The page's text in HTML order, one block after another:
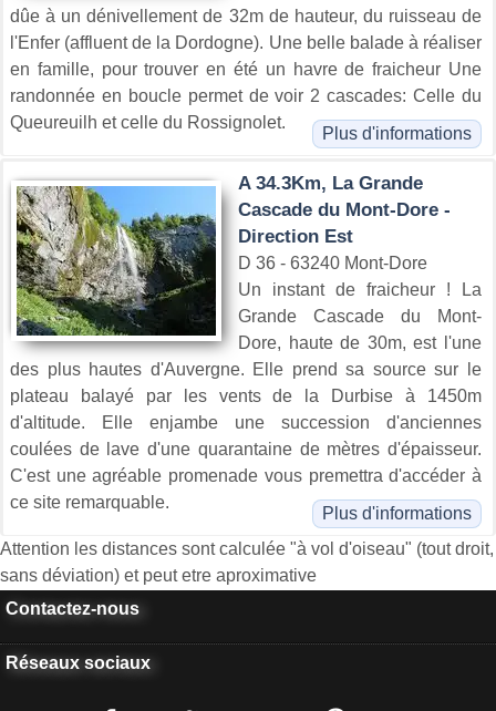
dûe à un dénivellement de 32m de hauteur, du ruisseau de
l'Enfer (affluent de la Dordogne). Une belle balade à réaliser
en famille, pour trouver en été un havre de fraicheur Une
randonnée en boucle permet de voir 2 cascades: Celle du
Queureuilh et celle du Rossignolet.
Plus d'informations
A 34.3Km, La Grande
Cascade du Mont-Dore -
Direction Est
D 36 - 63240 Mont-Dore
Un instant de fraicheur ! La
Grande Cascade du Mont-
Dore, haute de 30m, est l'une
des plus hautes d'Auvergne. Elle prend sa source sur le
plateau balayé par les vents de la Durbise à 1450m
d'altitude. Elle enjambe une succession d'anciennes
coulées de lave d'une quarantaine de mètres d'épaisseur.
C'est une agréable promenade vous premettra d'accéder à
ce site remarquable.
Plus d'informations
Attention les distances sont calculée "à vol d'oiseau" (tout droit,
sans déviation) et peut etre aproximative
Contactez-nous
Réseaux sociaux